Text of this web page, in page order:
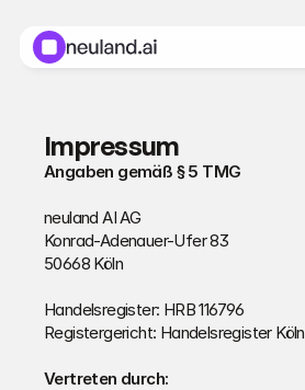
Impressum
Angaben gemäß § 5 TMG
neuland AI AG
Konrad-Adenauer-Ufer 83
50668 Köln
Handelsregister: HRB 116796
Registergericht: Handelsregister Köln
Vertreten durch: